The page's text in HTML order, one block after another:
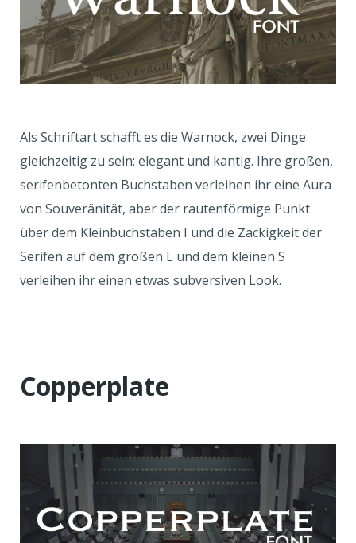
Als Schriftart schafft es die Warnock, zwei Dinge
gleichzeitig zu sein: elegant und kantig. Ihre großen,
serifenbetonten Buchstaben verleihen ihr eine Aura
von Souveränität, aber der rautenförmige Punkt
über dem Kleinbuchstaben I und die Zackigkeit der
Serifen auf dem großen L und dem kleinen S
verleihen ihr einen etwas subversiven Look.
Copperplate